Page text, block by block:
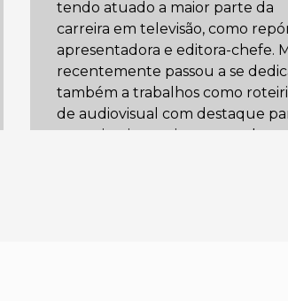
tendo atuado a maior parte da
carreira em televisão, como
apresentadora e editora-chefe.
recentemente passou a se
também a trabalhos como
de audiovisual com destaque
seu primeiro projeto autoral,